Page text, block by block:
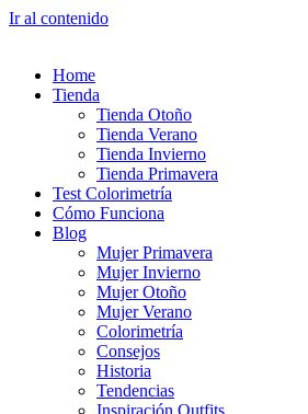
Ir al contenido
Home
Tienda
Tienda Otoño
Tienda Verano
Tienda Invierno
Tienda Primavera
Test Colorimetría
Cómo Funciona
Blog
Mujer Primavera
Mujer Invierno
Mujer Otoño
Mujer Verano
Colorimetría
Consejos
Historia
Tendencias
Inspiración Outfits